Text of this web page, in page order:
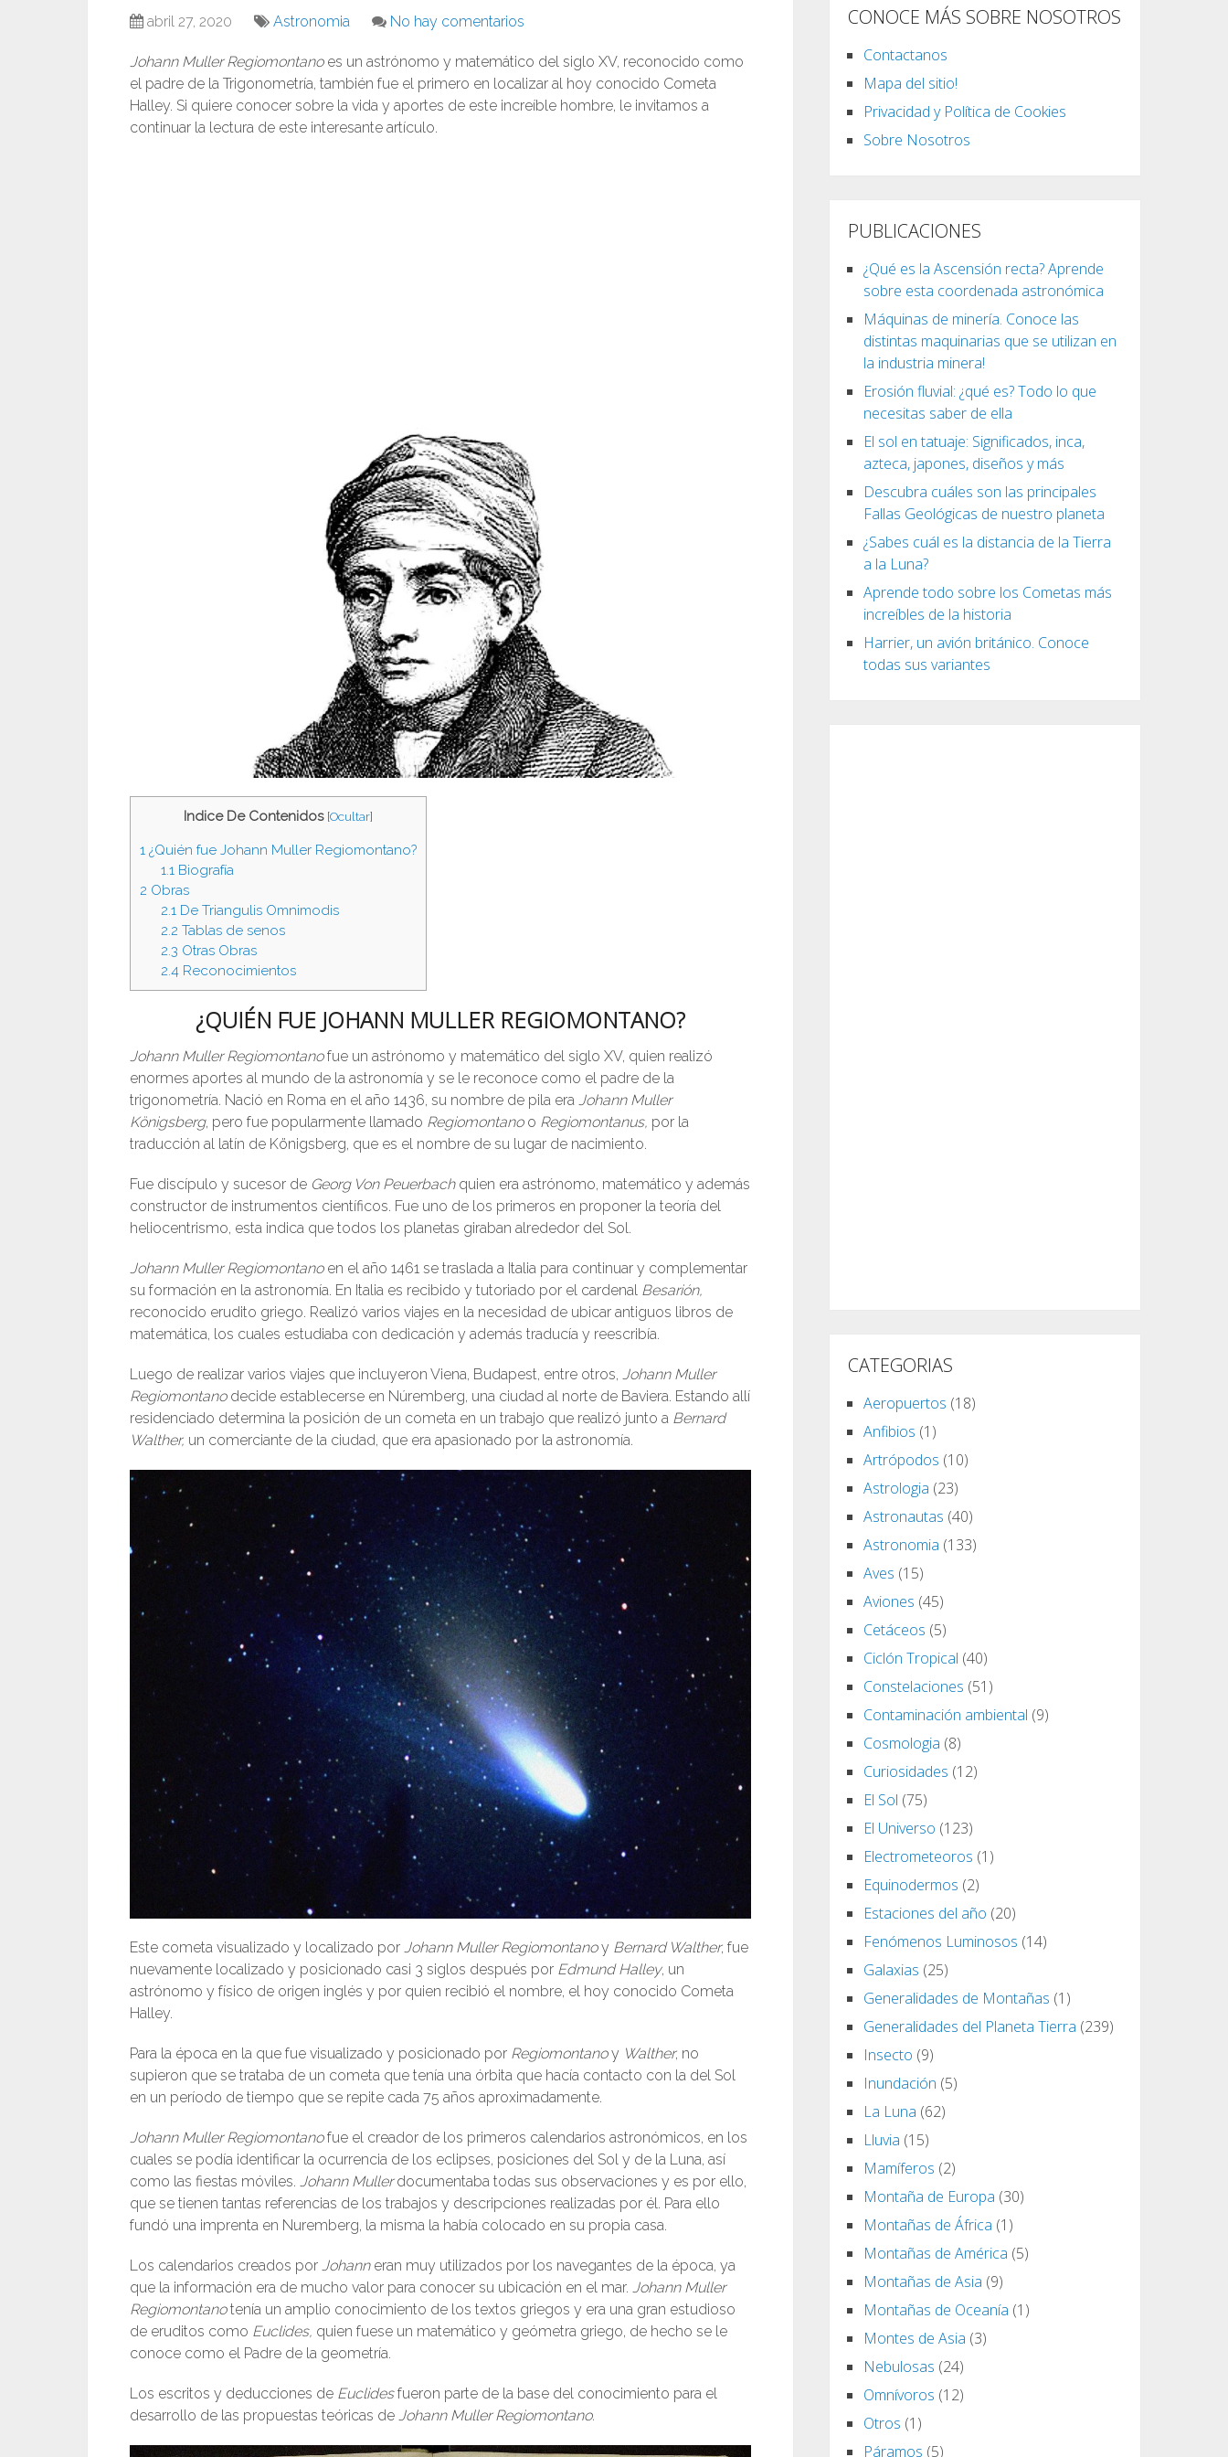
abril 27, 2020 Astronomia No hay comentarios
Johann Muller Regiomontanoes un astrónomo y matemático del siglo XV, reconocido como
el padre de la Trigonometría, también fue el primero en localizar al hoy conocido Cometa
Halley. Si quiere conocer sobre la vida y aportes de este increíble hombre, le invitamos a
continuar la lectura de este interesante artículo.
Indice De Contenidos [Ocultar]
1 ¿Quién fue Johann Muller Regiomontano?
1.1Biografía
2 Obras
2.1De Triangulis Omnimodis
2.2 Tablas de senos
2.3 Otras Obras
2.4Reconocimientos
¿QUIÉN FUE JOHANN MULLER REGIOMONTANO?
Johann Muller Regiomontanofue un astrónomo y matemático del siglo XV, quien realizó
enormes aportes al mundo de la astronomía y se le reconoce como el padre de la
trigonometría. Nació en Roma en el año 1436, su nombre de pila era Johann Muller
Königsberg, pero fue popularmente llamado Regiomontanoo Regiomontanus, por la
traducción al latín de Königsberg, que es el nombre de su lugar de nacimiento.
Fue discípulo y sucesor de Georg Von Peuerbachquien era astrónomo, matemático y además
constructor de instrumentos científicos. Fue uno de los primeros en proponer la teoría del
heliocentrismo, esta indica que todos los planetas giraban alrededor del Sol.
Johann Muller Regiomontanoen el año 1461 se traslada a Italia para continuar y complementar
su formación en la astronomía. En Italia es recibido y tutoriado por el cardenal Besarión,
reconocido erudito griego. Realizó varios viajes en la necesidad de ubicar antiguos libros de
matemática, los cuales estudiaba con dedicación y además traducía y reescribía.
Luego de realizar varios viajes que incluyeron Viena, Budapest, entre otros,
Johann Muller
Regiomontanodecide establecerse en Núremberg, una ciudad al norte de Baviera. Estando allí
residenciado determina la posición de un cometa en un trabajo que realizó junto a Bernard
Walther, un comerciante de la ciudad, que era apasionado por la astronomía.
Este cometa visualizado y localizado por Johann Muller Regiomontanoy Bernard Walther, fue
nuevamente localizado y posicionado casi 3 siglos después por Edmund Halley, un
astrónomo y físico de origen inglés y por quien recibió el nombre, el hoy conocido Cometa
Halley.
Para la época en la que fue visualizado y posicionado por Regiomontanoy Walther, no
supieron que se trataba de un cometa que tenía una órbita que hacía contacto con la del Sol
en un período de tiempo que se repite cada 75 años aproximadamente.
Johann Muller Regiomontanofue el creador de los primeros calendarios astronómicos, en los
cuales se podía identificar la ocurrencia de los eclipses, posiciones del Sol y de la Luna, así
como las fiestas móviles. Johann Mullerdocumentaba todas sus observaciones y es por ello,
que se tienen tantas referencias de los trabajos y descripciones realizadas por él. Para ello
fundó una imprenta en Nuremberg, la misma la había colocado en su propia casa.
Los calendarios creados por Johanneran muy utilizados por los navegantes de la época, ya
que la información era de mucho valor para conocer su ubicación en el mar. Johann Muller
Regiomontanotenía un amplio conocimiento de los textos griegos y era una gran estudioso
de eruditos como Euclides, quien fuese un matemático y geómetra griego, de hecho se le
conoce como el Padre de la geometría.
Los escritos y deducciones de Euclidesfueron parte de la base del conocimiento para el
desarrollo de las propuestas teóricas de Johann Muller Regiomontano.
CONOCE MÁS SOBRE NOSOTROS
Contactanos
Mapa del sitio!
Privacidad y Política de Cookies
Sobre Nosotros
PUBLICACIONES
¿Qué es la Ascensión recta? Aprende
sobre esta coordenada astronómica
Máquinas de minería. Conoce las
distintas maquinarias que se utilizan en
la industria minera!
Erosión fluvial: ¿qué es? Todo lo que
necesitas saber de ella
El sol en tatuaje: Significados, inca,
azteca, japones, diseños y más
Descubra cuáles son las principales
Fallas Geológicas de nuestro planeta
¿Sabes cuál es la distancia de la Tierra
a la Luna?
Aprende todo sobre los Cometas más
increíbles de la historia
Harrier, un avión británico. Conoce
todas sus variantes
CATEGORIAS
Aeropuertos (18)
Anfibios (1)
Artrópodos (10)
Astrologia (23)
Astronautas (40)
Astronomia (133)
Aves (15)
Aviones (45)
Cetáceos (5)
Ciclón Tropical (40)
Constelaciones (51)
Contaminación ambiental (9)
Cosmologia (8)
Curiosidades (12)
El Sol (75)
El Universo (123)
Electrometeoros (1)
Equinodermos (2)
Estaciones del año (20)
Fenómenos Luminosos (14)
Galaxias (25)
Generalidades de Montañas (1)
Generalidades del Planeta Tierra (239)
Insecto (9)
Inundación (5)
La Luna (62)
Lluvia (15)
Mamíferos (2)
Montaña de Europa (30)
Montañas de África (1)
Montañas de América (5)
Montañas de Asia (9)
Montañas de Oceanía (1)
Montes de Asia (3)
Nebulosas (24)
Omnívoros (12)
Otros (1)
Páramos (5)